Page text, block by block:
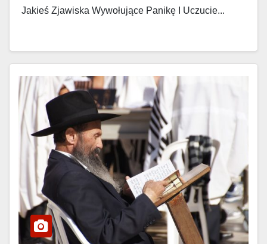
Jakieś Zjawiska Wywołujące Panikę I Uczucie...